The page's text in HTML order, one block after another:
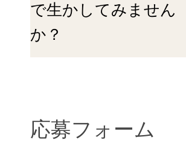
で生かしてみません
か？
応募フォーム